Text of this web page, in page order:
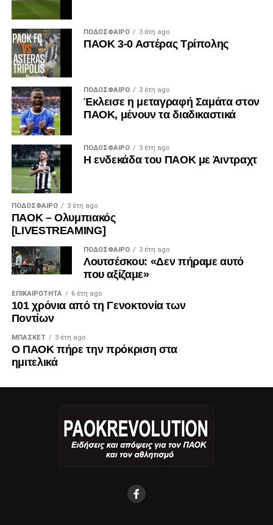
ΠΟΔΌΣΦΑΙΡΟ 3 έτη ago
ΠΑΟΚ 3-0 Αστέρας Τρίπολης
ΠΟΔΌΣΦΑΙΡΟ 3 έτη ago
Έκλεισε η μεταγραφή Σαμάτα στον
ΠΑΟΚ, μένουν τα διαδικαστικά
ΠΟΔΌΣΦΑΙΡΟ 3 έτη ago
Η ενδεκάδα του ΠΑΟΚ με Άιντραχτ
ΠΟΔΌΣΦΑΙΡΟ 3 έτη ago
ΠΑΟΚ – Ολυμπιακός
[LIVESTREAMING]
ΠΟΔΌΣΦΑΙΡΟ 3 έτη ago
Λουτσέσκου: «Δεν πήραμε αυτό
που αξίζαμε»
ΕΠΙΚΑΙΡΌΤΗΤΑ 6 έτη ago
101 χρόνια από τη Γενοκτονία των
Ποντίων
ΜΠΆΣΚΕΤ 3 έτη ago
Ο ΠΑΟΚ πήρε την πρόκριση στα
ημιτελικά